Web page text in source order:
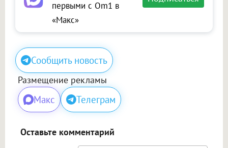
первыми с Om1 в
«Макс»
Сообщить новость
Размещение рекламы
Макс Телеграм
Оставьте комментарий